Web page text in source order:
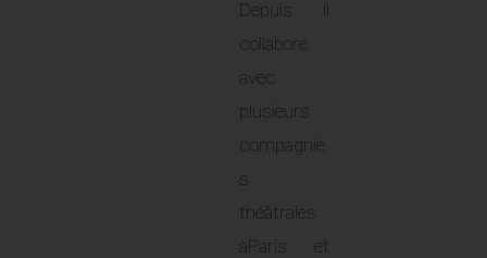
Depuis il
collabore
avec
plusieurs
compagnie
s
théâtrales
àParis et